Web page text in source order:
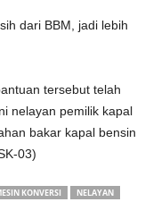
dari BBM, jadi lebih
tersebut telah
nelayan pemilik kapal
bakar kapal bensin
03)
KONVERSI
NELAYAN